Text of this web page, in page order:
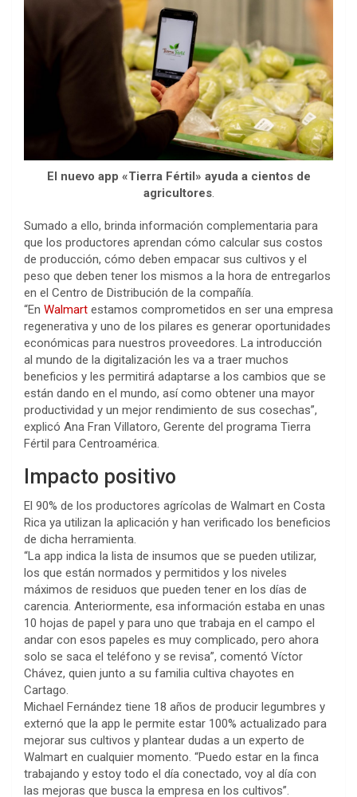
El nuevo app «Tierra Fértil» ayuda a cientos de
agricultores.
Sumado a ello, brinda información complementaria para
que los productores aprendan cómo calcular sus costos
de producción, cómo deben empacar sus cultivos y el
peso que deben tener los mismos a la hora de entregarlos
en el Centro de Distribución de la compañía.
“En Walmart estamos comprometidos en ser una empresa
regenerativa y uno de los pilares es generar oportunidades
económicas para nuestros proveedores. La introducción
al mundo de la digitalización les va a traer muchos
beneficios y les permitirá adaptarse a los cambios que se
están dando en el mundo, así como obtener una mayor
productividad y un mejor rendimiento de sus cosechas”,
explicó Ana Fran Villatoro, Gerente del programa Tierra
Fértil para Centroamérica.
Impacto positivo
El 90% de los productores agrícolas de Walmart en Costa
Rica ya utilizan la aplicación y han verificado los beneficios
de dicha herramienta.
“La app indica la lista de insumos que se pueden utilizar,
los que están normados y permitidos y los niveles
máximos de residuos que pueden tener en los días de
carencia. Anteriormente, esa información estaba en unas
10 hojas de papel y para uno que trabaja en el campo el
andar con esos papeles es muy complicado, pero ahora
solo se saca el teléfono y se revisa”, comentó Víctor
Chávez, quien junto a su familia cultiva chayotes en
Cartago.
Michael Fernández tiene 18 años de producir legumbres y
externó que la app le permite estar 100% actualizado para
mejorar sus cultivos y plantear dudas a un experto de
Walmart en cualquier momento. “Puedo estar en la finca
trabajando y estoy todo el día conectado, voy al día con
las mejoras que busca la empresa en los cultivos”.